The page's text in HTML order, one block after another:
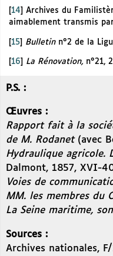
14
Archives du
aimablement transmis
[15] Bulletin n°2 de la
16 La Rénovation, n°21,
P.S. :
Œuvres :
Rapport fait à la
de M. Rodanet(avec
Hydraulique agricole.
Dalmont, 1857, XVI-
Voies de
MM. les membres du
La Seine maritime,
Sources :
Archives nationales,